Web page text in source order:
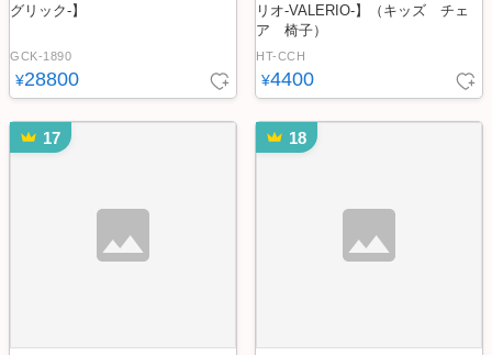
グリック-】
GCK-1890
¥28800
リオ-VALERIO-】（キッズ チェ
ア 椅子）
HT-CCH
¥4400
17 18